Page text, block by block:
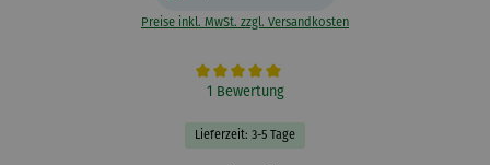
Preise inkl. MwSt. zzgl. Versandkosten
Durchschnittliche Bewertung von 5 von 5 Sternen
1 Bewertung
Lieferzeit: 3-5 Tage